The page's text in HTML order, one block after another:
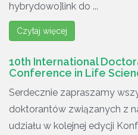
hybrydowo]link do ...
Czytaj więcej
10th International
Conference in Life
Serdecznie zapraszamy
doktorantów związanych z
udziału w kolejnej edycji